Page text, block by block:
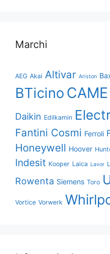
Marchi
AEG Akai Altivar Ariston
BTicino CAME
Daikin Edilkamin
Fantini Cosmi Ferroli
Honeywell Hoover
Indesit Kooper Laica Lavor
Rowenta Siemens Toro
Vortice Vorwerk